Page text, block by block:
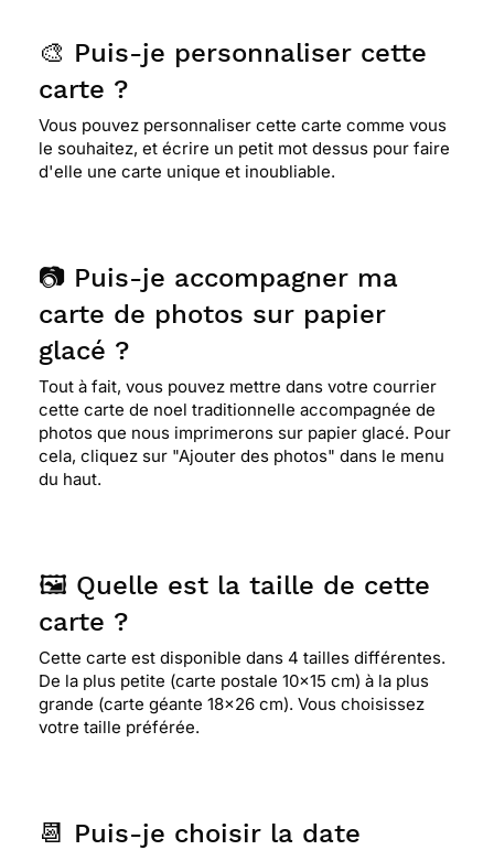
🎨 Puis-je personnaliser cette
carte ?
Vous pouvez personnaliser cette carte comme vous
le souhaitez, et écrire un petit mot dessus pour faire
d'elle une carte unique et inoubliable.
📷 Puis-je accompagner ma
carte de photos sur papier
glacé ?
Tout à fait, vous pouvez mettre dans votre courrier
cette carte de noel traditionnelle accompagnée de
photos que nous imprimerons sur papier glacé. Pour
cela, cliquez sur "Ajouter des photos" dans le menu
du haut.
🖼️ Quelle est la taille de cette
carte ?
Cette carte est disponible dans 4 tailles différentes.
De la plus petite (carte postale 10x15 cm) à la plus
grande (carte géante 18x26 cm). Vous choisissez
votre taille préférée.
📆 Puis-je choisir la date